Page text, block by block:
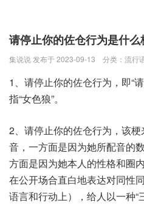
请停止你的佐仓行为是什么
集说说 发布于 2023-09-13 分类： 流行
1、请停止你的佐仓行为，即“
指“女色狼”。
2、请停止你的佐仓行为，该
音，一方面是因为她所配音的
方面是因为她本人的性格和圈
在公开场合直白地表达对同性
语言和行动上），给人以一种“